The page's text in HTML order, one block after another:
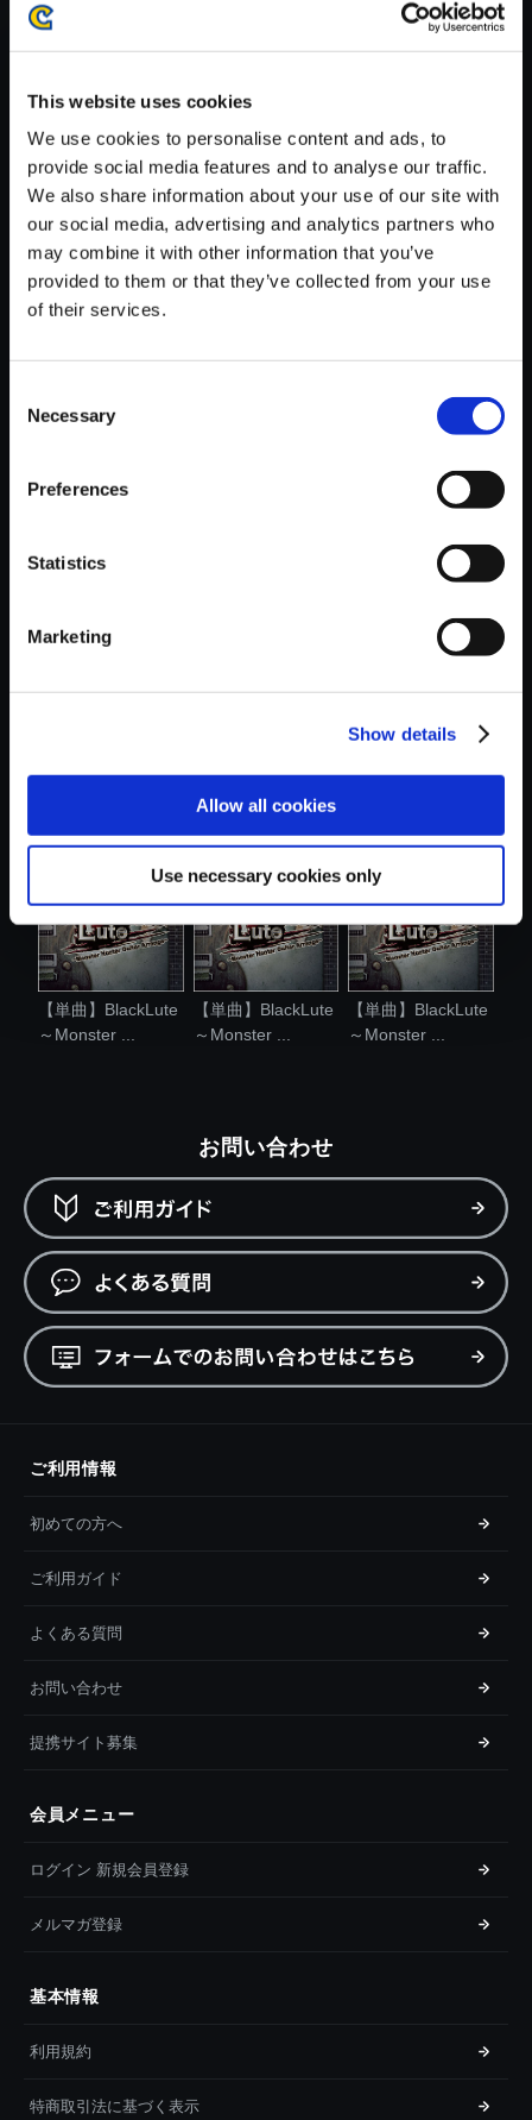
This website uses cookies
We use cookies to personalise content and ads, to
provide social media features and to analyse our traffic.
We also share information about your use of our site with
our social media, advertising and analytics partners who
may combine it with other information that you’ve
provided to them or that they’ve collected from your use
of their services.
Selection
Necessary
Preferences
Statistics
Marketing
Show details
Allow all cookies
Use necessary cookies only
※ご購入いただいたファイルのダウンロードの際には、通信環境
【単曲】BlackLute ～Monster
Hunter Guitar Arrange～ 生命
ある者へ
おすすめ商品
BlackLute ～
～Monster ...
～Monster ...
【単曲】BlackLute
～Monster ...
【単曲】BlackLute
～Monster ...
【単曲】BlackLute
～Monster ...
お問い合わせ
ご利用情報
初めての方へ
ご利用ガイド
よくある質問
お問い合わせ
提携サイト募集
会員メニュー
ログイン 新規会員登録
メルマガ登録
基本情報
利用規約
特商取引法に基づく表示